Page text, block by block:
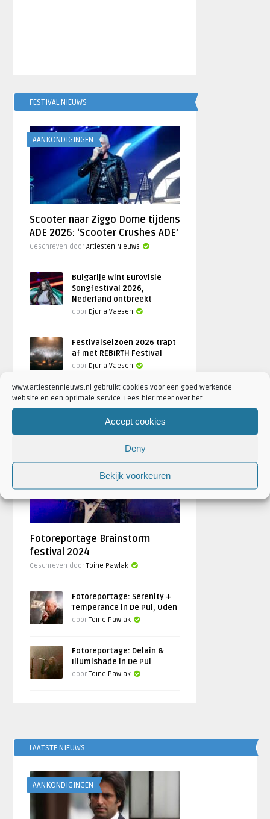
www.artiestennieuws.nl gebruikt cookies voor een goed werkende
website en een optimale service. Lees hier meer over het
Accept cookies
Deny
Bekijk voorkeuren
FESTIVAL NIEUWS
AANKONDIGINGEN
Scooter naar Ziggo Dome tijdens
ADE 2026: ‘Scooter Crushes ADE’
Geschreven doorArtiesten Nieuws
Bulgarije wint Eurovisie
Songfestival 2026,
Nederland ontbreekt
door Djuna Vaesen
Festivalseizoen 2026 trapt
af met REBiRTH Festival
door Djuna Vaesen
Fotoreportage Brainstorm
festival 2024
Geschreven doorToine Pawlak
Fotoreportage: Serenity +
Temperance in De Pul, Uden
doorToine Pawlak
Fotoreportage: Delain &
Illumishade in De Pul
doorToine Pawlak
LAATSTE NIEUWS
AANKONDIGINGEN